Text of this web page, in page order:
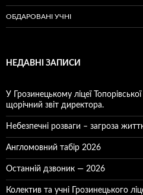
ОБДАРОВАНІ УЧНІ
НЕДАВНІ ЗАПИСИ
У Грозинецькому ліцеї
щорічний звіт директора.
Небезпечні розваги – загроза
Англомовний табір 2026
Останній дзвоник — 2026
Колектив та учні Грозинецького